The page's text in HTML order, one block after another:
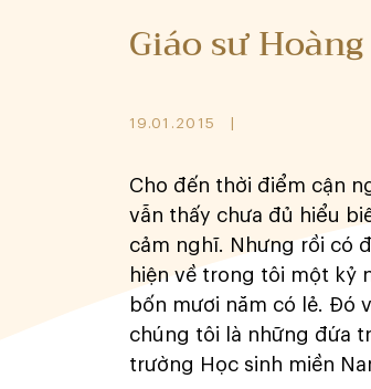
Giáo sư
19.01.2015
Cho đến thời điểm cận
vẫn thấy chưa đủ hiểu
cảm nghĩ. Nhưng rồi có
hiện về trong tôi một kỷ
bốn mươi năm có lẻ. Đó
chúng tôi là những đứa
trường Học sinh miền